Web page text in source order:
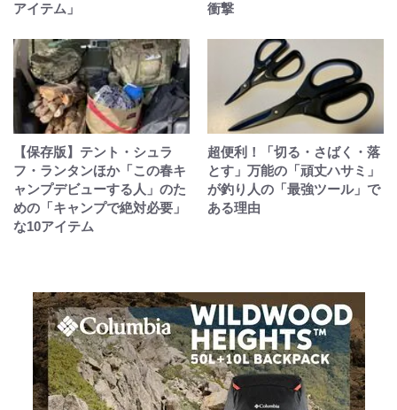
アイテム」 衝撃
【保存版】テント・シュラ
フ・ランタンほか「この春キ
ャンプデビューする人」のた
めの「キャンプで絶対必要」
な10アイテム
超便利！「切る・さばく・落
とす」万能の「頑丈ハサミ」
が釣り人の「最強ツール」で
ある理由